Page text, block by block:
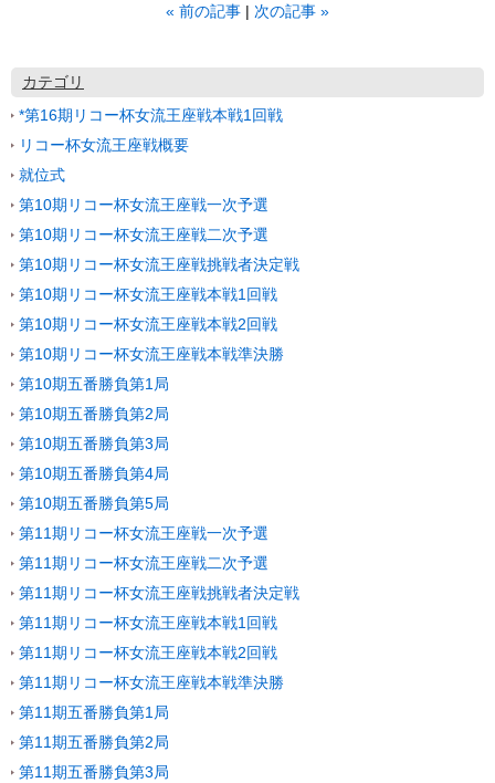
« 前の記事 次の記事 »
カテゴリ
*第16期リコー杯女流王座戦本戦1回戦
リコー杯女流王座戦概要
就位式
第10期リコー杯女流王座戦一次予選
第10期リコー杯女流王座戦二次予選
第10期リコー杯女流王座戦挑戦者決定戦
第10期リコー杯女流王座戦本戦1回戦
第10期リコー杯女流王座戦本戦2回戦
第10期リコー杯女流王座戦本戦準決勝
第10期五番勝負第1局
第10期五番勝負第2局
第10期五番勝負第3局
第10期五番勝負第4局
第10期五番勝負第5局
第11期リコー杯女流王座戦一次予選
第11期リコー杯女流王座戦二次予選
第11期リコー杯女流王座戦挑戦者決定戦
第11期リコー杯女流王座戦本戦1回戦
第11期リコー杯女流王座戦本戦2回戦
第11期リコー杯女流王座戦本戦準決勝
第11期五番勝負第1局
第11期五番勝負第2局
第11期五番勝負第3局